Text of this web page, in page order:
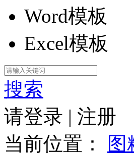
Word模板
Excel模板
搜索
请登录 | 注册
当前位置：
图